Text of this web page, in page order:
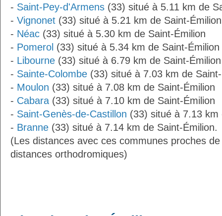
- Saint-Pey-d'Armens (33) situé à 5.11 km de
- Vignonet (33) situé à 5.21 km de Saint-Émilion
- Néac (33) situé à 5.30 km de Saint-Émilion
- Pomerol (33) situé à 5.34 km de Saint-Émilion
- Libourne (33) situé à 6.79 km de Saint-Émilion
- Sainte-Colombe (33) situé à 7.03 km de
- Moulon (33) situé à 7.08 km de Saint-Émilion
- Cabara (33) situé à 7.10 km de Saint-Émilion
- Saint-Genès-de-Castillon (33) situé à 7.13 km
- Branne (33) situé à 7.14 km de Saint-Émilion.
(Les distances avec ces communes proches
distances orthodromiques)